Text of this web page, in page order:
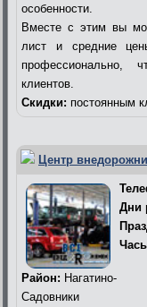
особенности.
Вместе с этим вы
лист и средние
профессионально,
клиентов.
Скидки: постоянным
Центр
Дни
Район: Нагатино-
Садовники